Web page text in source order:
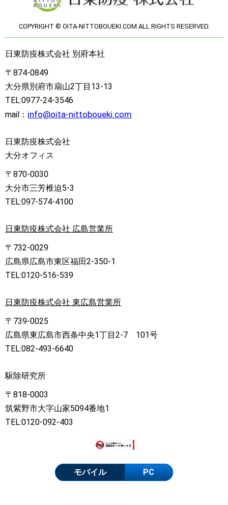
COPYRIGHT © OITA-NITTOBOUEKI.COM ALL RIGHTS RESERVED.
日東防疫株式会社 別府本社
〒874-0849
大分県別府市扇山2丁目13-13
TEL:0977-24-3546
mail： info@oita-nittoboueki.com
日東防疫株式会社
大分オフィス
〒870-0030
大分市三芳椎迫5-3
TEL:097-574-4100
日東防疫株式会社 広島営業所
〒732-0029
広島県広島市東区福田2-350-1
TEL:0120-516-539
日東防疫株式会社 東広島営業所
〒739-0025
広島県東広島市西条中央1丁目2-7 101号
TEL:082-493-6640
駆除研究所
〒818-0003
筑紫野市大字山家5094番地1
TEL:0120-092-403
モバイル PC